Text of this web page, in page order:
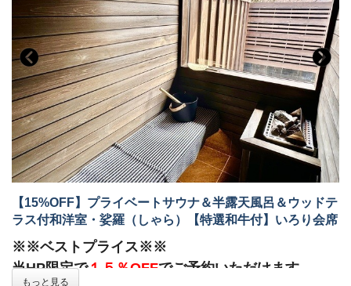
●ご夕食●
○特選和牛ミニステーキ
○囲炉裏会席
串焼、鍋物、刺身、煮物、デザート、他
※季節や仕入状況により変更する可能性がございます。12月31日
～1月2日は特選和牛ミニステーキを別のお料理に変更させていた
だく場合がございます。
※2026年1月1日以降のご予約につきまして、いかなる理由（食物
アレルギー、苦手、妊娠中、宗教上など）の場合も、食材の変更
および除去はできかねます。
※12月31日～1月2日は別注料理（岩魚の骨酒を含む）のご注文は
お受けいたしかねます。
※お部屋食は行っておりません。すべてのお客様にお食事処にお
越しいただく形となります。
【15%OFF】プライベートサウナ＆半露天風呂＆ウッドテ
ラス付和洋室・娑羅（しゃら）【特選和牛付】いろり会席
※※ベストプライス※※
当HP限定で１５％OFFでご予約いただけます。
もっと見る